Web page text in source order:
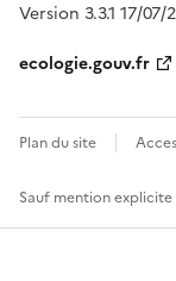
Version 3.3.1 17/07/
ecologie.gouv.fr
Plan du site
Sauf mention